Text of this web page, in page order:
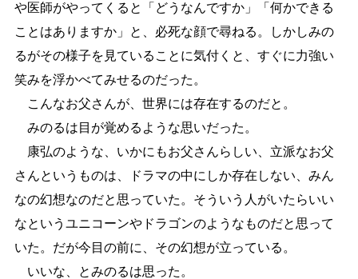
や医師がやってくると「どうなんですか」「何かできる
ことはありますか」と、必死な顔で尋ねる。しかしみの
るがその様子を見ていることに気付くと、すぐに力強い
笑みを浮かべてみせるのだった。
こんなお父さんが、世界には存在するのだと。
みのるは目が覚めるような思いだった。
康弘のような、いかにもお父さんらしい、立派なお父
さんというものは、ドラマの中にしか存在しない、みん
なの幻想なのだと思っていた。そういう人がいたらいい
なというユニコーンやドラゴンのようなものだと思って
いた。だが今目の前に、その幻想が立っている。
いいな、とみのるは思った。